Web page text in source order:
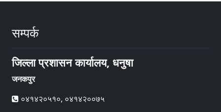
सम्पर्क
जिल्ला प्रशासन कार्यालय, धनुषा
जनकपुर
०४१४२०५१०, ०४१४२००७५